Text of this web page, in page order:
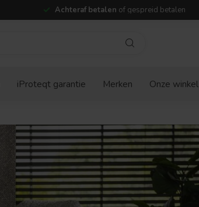
Achteraf betalen of gespreid betalen
iProteqt garantie Merken Onze winkel